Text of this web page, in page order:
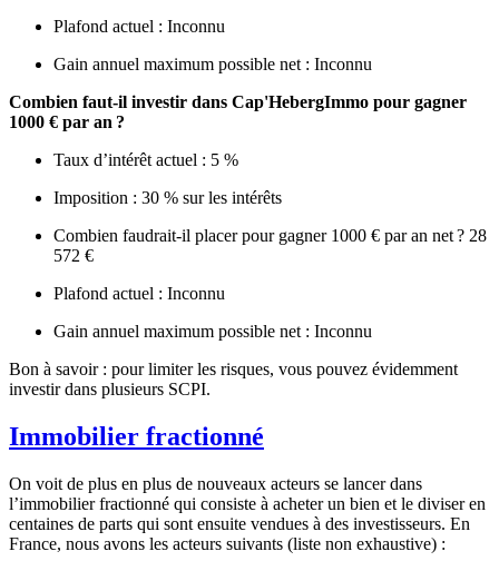
Plafond actuel : Inconnu
Gain annuel maximum possible net : Inconnu
Combien faut-il investir dans Cap'HebergImmo pour gagner
1000 € par an ?
Taux d’intérêt actuel : 5 %
Imposition : 30 % sur les intérêts
Combien faudrait-il placer pour gagner 1000 € par an net ? 28
572 €
Plafond actuel : Inconnu
Gain annuel maximum possible net : Inconnu
Bon à savoir : pour limiter les risques, vous pouvez évidemment
investir dans plusieurs SCPI.
Immobilier fractionné
On voit de plus en plus de nouveaux acteurs se lancer dans
l’immobilier fractionné qui consiste à acheter un bien et le diviser en
centaines de parts qui sont ensuite vendues à des investisseurs. En
France, nous avons les acteurs suivants (liste non exhaustive) :